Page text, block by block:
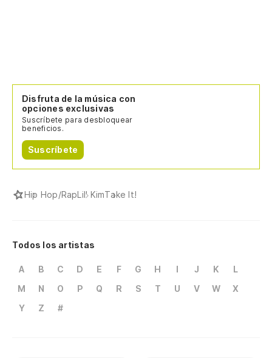
Disfruta de la música con
opciones exclusivas
Suscríbete para desbloquear
beneficios.
Suscríbete
Hip Hop/RapLil' KimTake It!
Todos los artistas
A B C D E F G H I J K
L
M
N O P Q R S T U V W
X
Y
Z #